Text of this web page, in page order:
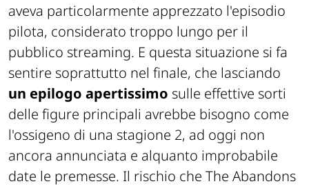
aveva particolarmente apprezzato l'episodio
pilota, considerato troppo lungo per il
pubblico streaming. E questa situazione si fa
sentire soprattutto nel finale, che lasciando
un epilogo apertissimo sulle effettive sorti
delle figure principali avrebbe bisogno come
l'ossigeno di una stagione 2, ad oggi non
ancora annunciata e alquanto improbabile
date le premesse. Il rischio che The Abandons